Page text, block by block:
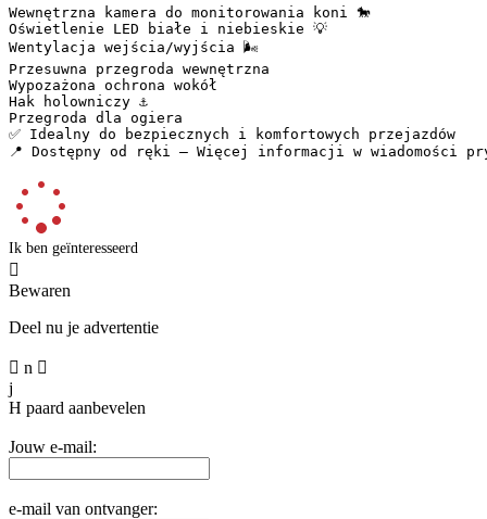
Wewnętrzna kamera do monitorowania koni 🐎
Oświetlenie LED białe i niebieskie 💡
Wentylacja wejścia/wyjścia 🌬️
Przesuwna przegroda wewnętrzna
Wypozażona ochrona wokół
Hak holowniczy ⚓
Przegroda dla ogiera
✅ Idealny do bezpiecznych i komfortowych przejazdów
📍 Dostępny od ręki – Więcej informacji w wiadomości
Ik ben geïnteresseerd

Bewaren
Deel nu je advertentie
 n 
j
H paard aanbevelen
Jouw e-mail:
e-mail van ontvanger: